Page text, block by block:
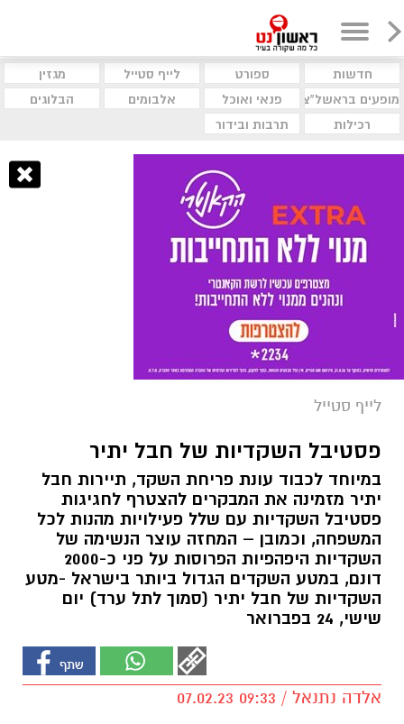
חדשות ספורט לייף סטייל
מגזין
מופעים בראשל"צ
פנאי ואוכל אלבומים
הבלוגים
רכילות
תרבות ובידור
לייף סטייל
פסטיבל השקדיות של חבל יתיר
במיוחד לכבוד עונת פריחת השקד, תיירות חבל
יתיר מזמינה את המבקרים להצטרף לחגיגות
פסטיבל השקדיות עם שלל פעילויות מהנות לכל
המשפחה, וכמובן – המחזה עוצר הנשימה של
השקדיות היפהפיות הפרוסות על פני כ-2000
דונם, במטע השקדים הגדול ביותר בישראל -מטע
השקדיות של חבל יתיר (סמוך לתל ערד) יום
שישי, 24 בפברואר
אלדה נתנאל / 09:33 07.02.23